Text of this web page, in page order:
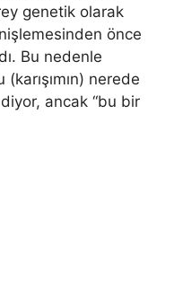
genetik olarak
önce
Bu nedenle
nerede
ancak “bu bir